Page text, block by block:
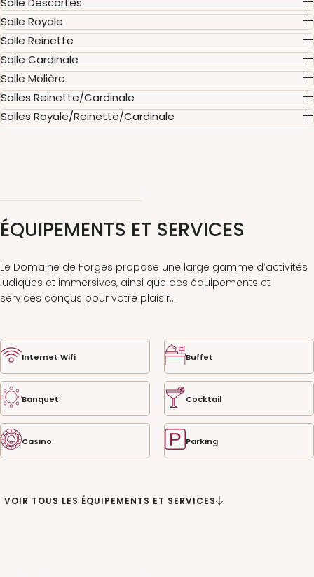
Salle Royale
Salle Reinette
Salle Cardinale
Salle Molière
Salles Reinette/Cardinale
Salles Royale/Reinette/Cardinale
ÉQUIPEMENTS ET SERVICES
Le Domaine de Forges propose une large gamme d’activités
ludiques et immersives, ainsi que des équipements et
services conçus pour votre plaisir...
Internet Wifi Buffet
Banquet Cocktail
Casino Parking
VOIR TOUS LES ÉQUIPEMENTS ET SERVICES